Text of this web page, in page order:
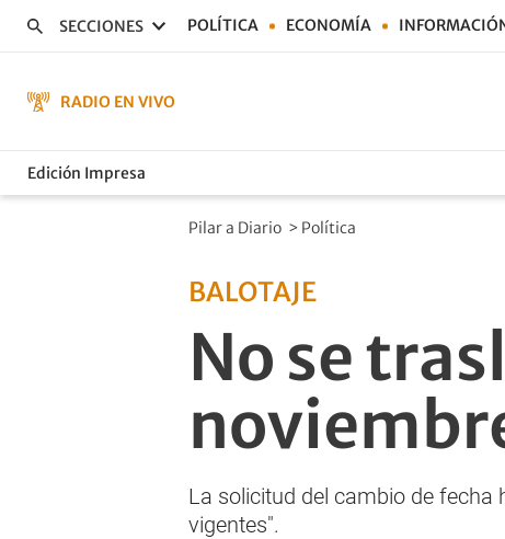
SECCIONES POLÍTICA ECONOMÍA
RADIO EN VIVO
Edición Impresa
Pilar a Diario > Política
BALOTAJE
No se
La solicitud del cambio de fecha
vigentes".